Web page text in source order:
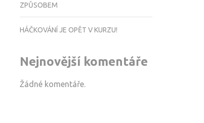
ZPŮSOBEM
HÁČKOVÁNÍ JE OPĚT V KURZU!
Nejnovější komentáře
Žádné komentáře.